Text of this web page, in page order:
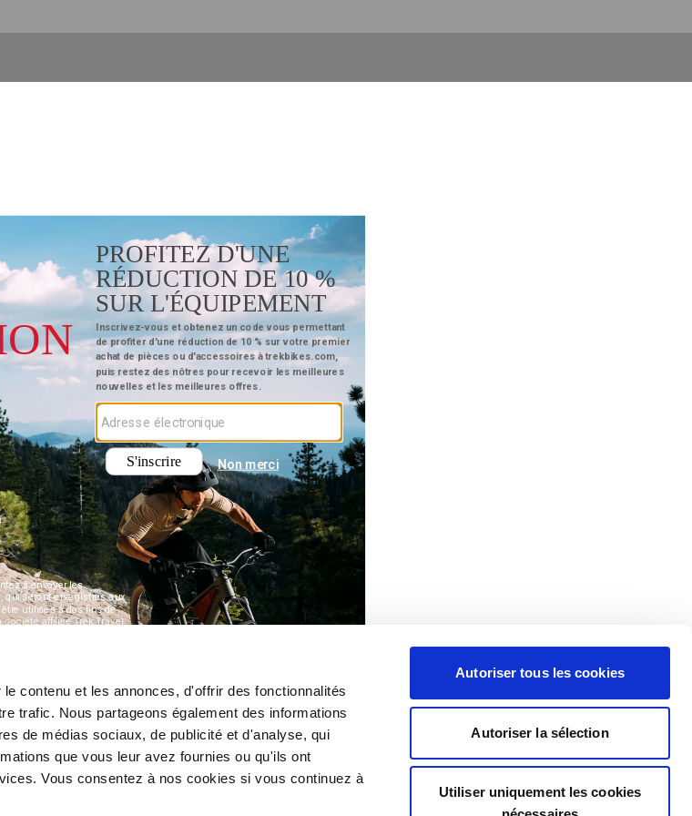
contenu et les annonces, d'offrir des fonctionnalités
trafic. Nous partageons également des informations
de médias sociaux, de publicité et d'analyse, qui
que vous leur avez fournies ou qu'ils ont
Vous consentez à nos cookies si vous continuez à
Autoriser tous les cookies
Autoriser la sélection
Utiliser uniquement les cookies